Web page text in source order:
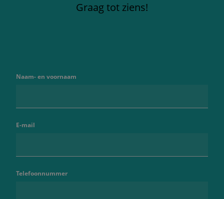
Graag tot ziens!
Naam- en voornaam
E-mail
Telefoonnummer